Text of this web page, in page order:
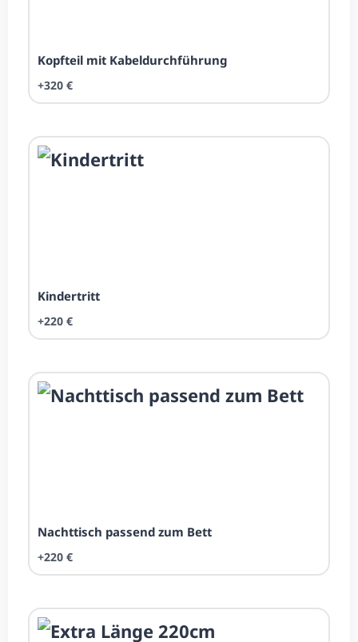
Kopfteil mit Kabel­durch­führung
+320 €
Kinder­tritt
+220 €
Nacht­tisch passend zum Bett
+220 €